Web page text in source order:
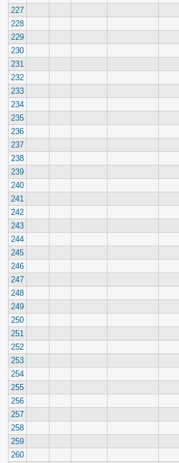
227
228
229
230
231
232
233
234
235
236
237
238
239
240
241
242
243
244
245
246
247
248
249
250
251
252
253
254
255
256
257
258
259
260